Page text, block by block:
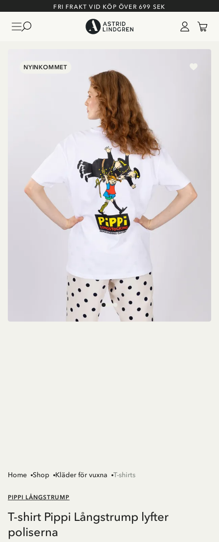
FRI FRAKT VID KÖP ÖVER 699 SEK
NYINKOMMET
Home Shop Kläder för vuxna T-shirts
PIPPI LÅNGSTRUMP
T-shirt Pippi Långstrump lyfter
poliserna